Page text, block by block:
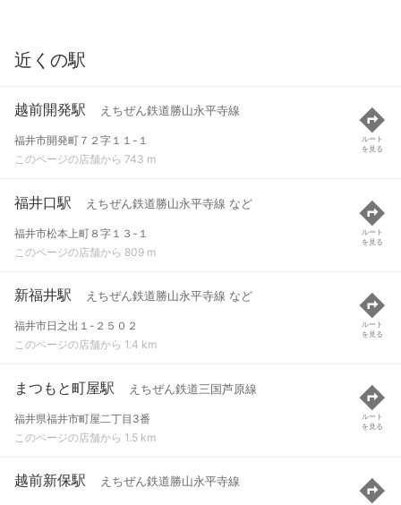
近くの駅
越前開発駅 えちぜん鉄道勝山永平寺線
福井市開発町７２字１１-１
このページの店舗から 743 m
ルート
を見る
福井口駅 えちぜん鉄道勝山永平寺線 など
福井市松本上町８字１３-１
このページの店舗から 809 m
ルート
を見る
新福井駅 えちぜん鉄道勝山永平寺線 など
福井市日之出１-２５０２
このページの店舗から 1.4 km
ルート
を見る
まつもと町屋駅 えちぜん鉄道三国芦原線
福井県福井市町屋二丁目3番
このページの店舗から 1.5 km
ルート
を見る
越前新保駅 えちぜん鉄道勝山永平寺線